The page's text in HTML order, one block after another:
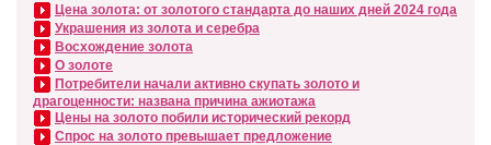
Цена золота: от золотого стандарта до наших дней 2024 года
Украшения из золота и серебра
Восхождение золота
О золоте
Потребители начали активно скупать золото и
драгоценности: названа причина ажиотажа
Цены на золото побили исторический рекорд
Спрос на золото превышает предложение